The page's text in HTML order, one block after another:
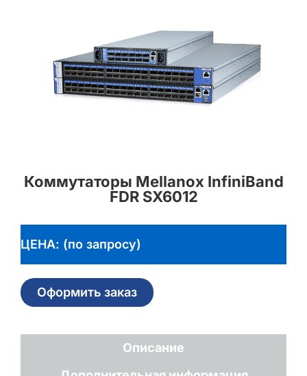
Коммутаторы Mellanox InfiniBand
FDR SX6012
ЦЕНА: (по запросу)
Оформить заказ
Описание